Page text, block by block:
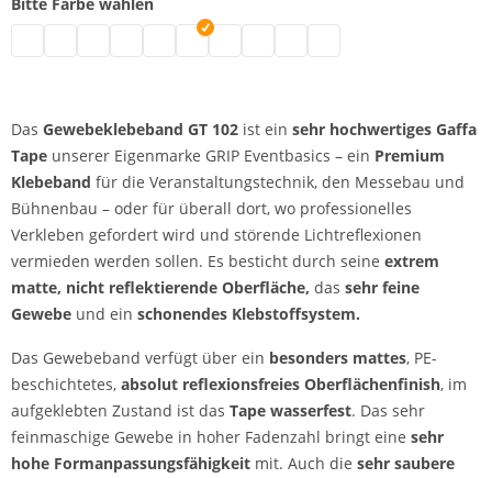
Gewebeklebeband extra matt | braun
Gewebeband | weiß
Gewebeklebeband extra matt | silber
Gewebeklebeband extra matt | blau
Gewebeklebeband extra matt | grün
Gewebeklebeband extra matt | rot
Das Gewebeklebeband GT 102 ist ein sehr hochwertiges Gaffa
Tape unserer Eigenmarke GRIP Eventbasics – ein Premium
Klebeband für die Veranstaltungstechnik, den Messebau und
Bühnenbau – oder für überall dort, wo professionelles
Verkleben gefordert wird und störende Lichtreflexionen
vermieden werden sollen. Es besticht durch seine extrem
matte, nicht reflektierende Oberfläche, das sehr feine
Gewebe und ein schonendes Klebstoffsystem.
Das Gewebeband verfügt über ein besonders mattes, PE-
beschichtetes, absolut reflexionsfreies Oberflächenfinish, im
aufgeklebten Zustand ist das Tape wasserfest. Das sehr
feinmaschige Gewebe in hoher Fadenzahl bringt eine sehr
hohe Formanpassungsfähigkeit mit. Auch die sehr saubere